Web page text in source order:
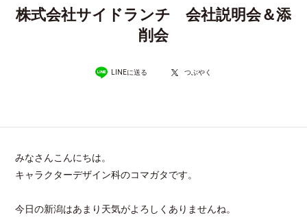
株式会社サイドランチ 会社説明会＆添
削会
LINEに送る つぶやく
みなさんこんにちは。
キャラクターデザイン科のコマガタです。
今日の新潟はあまり天気がよろしくありませんね。